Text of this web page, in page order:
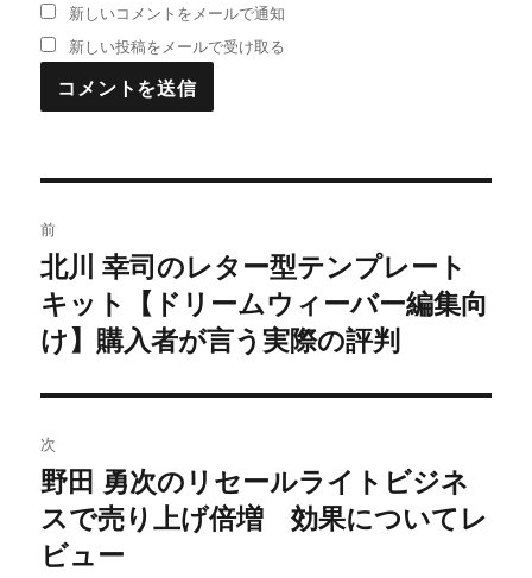
新しいコメントをメールで通知
新しい投稿をメールで受け取る
稿
ナ
ビ
ゲ
ー
シ
ョ
前
過
去
の
投
稿:
北川 幸司のレター型テンプレート
キット【ドリームウィーバー編集向
け】購入者が言う実際の評判
次
次
の
投
野田 勇次のリセールライトビジネ
スで売り上げ倍増 効果についてレ
ビュー